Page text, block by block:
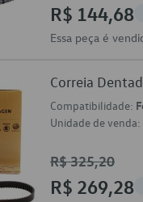
R$ 144,68
Essa peça é
Correia
Compatibilidade:
Unidade de venda:
R$ 325,20
R$ 269,28